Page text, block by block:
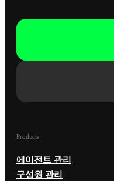
Products
에이전트 관리
구성원 관리